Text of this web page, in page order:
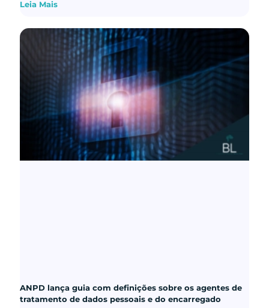
Leia Mais
ANPD lança guia com definições sobre os agentes de
tratamento de dados pessoais e do encarregado